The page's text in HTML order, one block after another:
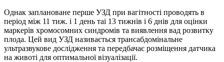
Однак заплановане перше УЗД при вагітності проводять в
період між 11 тиж. і 1 день таі 13 тижнів і 6 днів для оцінки
маркерів хромосомних синдромів та виявлення вад розвитку
плода. Цей вид УЗД називається трансабдомінальне
ультразвукове дослідження та передбачає розміщення датчика
на животі для оптимальної візуалізації.